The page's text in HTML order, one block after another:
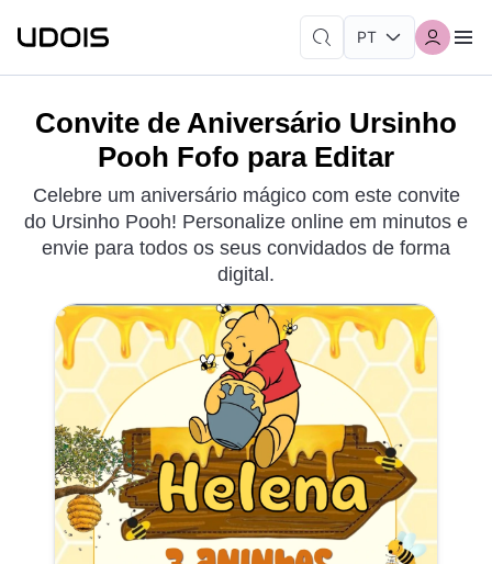
Convite de Aniversário Ursinho
Pooh Fofo para Editar
Celebre um aniversário mágico com este convite
do Ursinho Pooh! Personalize online em minutos e
envie para todos os seus convidados de forma
digital.